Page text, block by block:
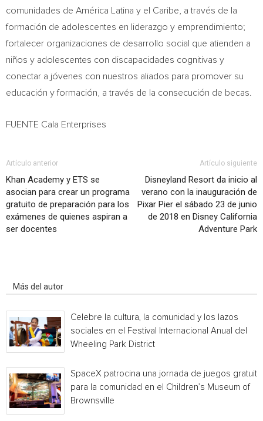
comunidades de América Latina y el Caribe, a través de la
formación de adolescentes en liderazgo y emprendimiento;
fortalecer organizaciones de desarrollo social que atienden a
niños y adolescentes con discapacidades cognitivas y
conectar a jóvenes con nuestros aliados para promover su
educación y formación, a través de la consecución de becas.
FUENTE Cala Enterprises
Artículo anterior
Khan Academy y ETS se
asocian para crear un programa
gratuito de preparación para los
exámenes de quienes aspiran a
ser docentes
Artículo siguiente
Disneyland Resort da inicio al
verano con la inauguración de
Pixar Pier el sábado 23 de junio
de 2018 en Disney California
Adventure Park
Más del autor
Celebre la cultura, la comunidad y los lazos
sociales en el Festival Internacional Anual del
Wheeling Park District
SpaceX patrocina una jornada de juegos gratuita
para la comunidad en el Children’s Museum of
Brownsville